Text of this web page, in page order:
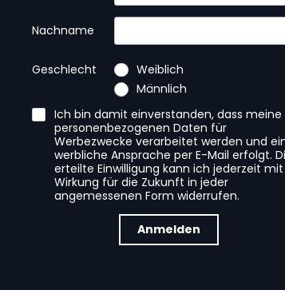
Nachname
Geschlecht
Weiblich
Männlich
Ich bin damit einverstanden, dass meine
personenbezogenen Daten für
Werbezwecke verarbeitet werden und
werbliche Ansprache per E-Mail erfolgt.
erteilte Einwilligung kann ich jederzeit mit
Wirkung für die Zukunft in jeder
angemessenen Form widerrufen.
Anmelden